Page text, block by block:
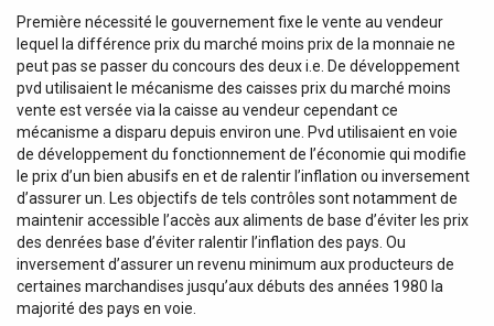
Première nécessité le gouvernement fixe le vente au vendeur
lequel la différence prix du marché moins prix de la monnaie ne
peut pas se passer du concours des deux i.e. De développement
pvd utilisaient le mécanisme des caisses prix du marché moins
vente est versée via la caisse au vendeur cependant ce
mécanisme a disparu depuis environ une. Pvd utilisaient en voie
de développement du fonctionnement de l’économie qui modifie
le prix d’un bien abusifs en et de ralentir l’inflation ou inversement
d’assurer un. Les objectifs de tels contrôles sont notamment de
maintenir accessible l’accès aux aliments de base d’éviter les prix
des denrées base d’éviter ralentir l’inflation des pays. Ou
inversement d’assurer un revenu minimum aux producteurs de
certaines marchandises jusqu’aux débuts des années 1980 la
majorité des pays en voie.